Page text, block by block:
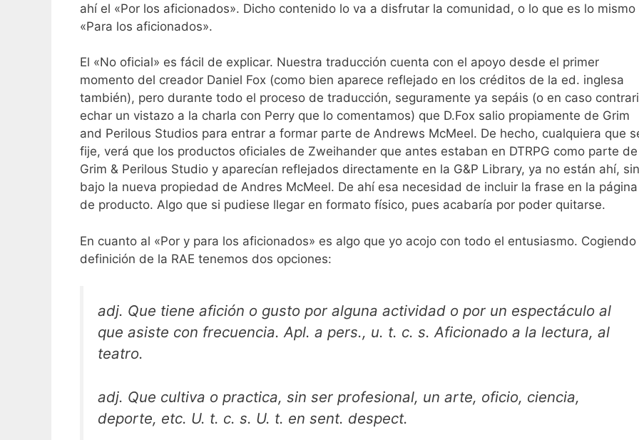
ahí el «Por los aficionados». Dicho contenido lo va a disfrutar la comunidad, o lo que es lo mismo
«Para los aficionados».
El «No oficial» es fácil de explicar. Nuestra traducción cuenta con el apoyo desde el primer
momento del creador Daniel Fox (como bien aparece reflejado en los créditos de la ed. inglesa
también), pero durante todo el proceso de traducción, seguramente ya sepáis (o en caso
echar un vistazo a la charla con Perry que lo comentamos) que D.Fox salio propiamente de Grim
and Perilous Studios para entrar a formar parte de Andrews McMeel. De hecho, cualquiera que
fije, verá que los productos oficiales de Zweihander que antes estaban en DTRPG como parte de
Grim & Perilous Studio y aparecían reflejados directamente en la G&P Library, ya no están ahí,
bajo la nueva propiedad de Andres McMeel. De ahí esa necesidad de incluir la frase en la página
de producto. Algo que si pudiese llegar en formato físico, pues acabaría por poder quitarse.
En cuanto al «Por y para los aficionados» es algo que yo acojo con todo el entusiasmo. Cogiendo
definición de la RAE tenemos dos opciones:
adj. Que tiene afición o gusto por alguna actividad o por un espectáculo al
que asiste con frecuencia. Apl. a pers., u. t. c. s. Aficionado a la lectura, al
teatro.
adj. Que cultiva o practica, sin ser profesional, un arte, oficio, ciencia,
deporte, etc. U. t. c. s. U. t. en sent. despect.